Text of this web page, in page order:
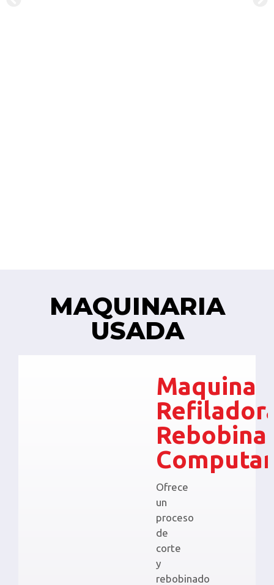
MAQUINARIA
USADA
Maquina
Ofrece
un
proceso
de
corte
y
rebobinado